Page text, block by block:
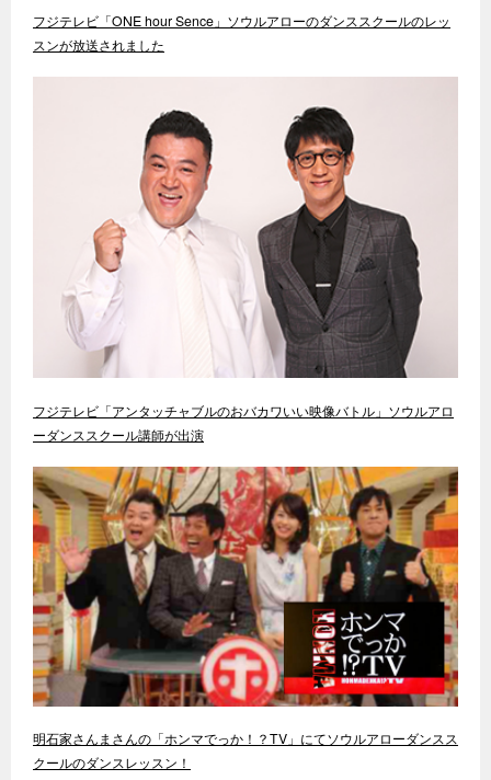
フジテレビ「ONE hour Sence」ソウルアローのダンススクールのレッ
スンが放送されました
フジテレビ「アンタッチャブルのおバカワいい映像バトル」ソウルアロ
ーダンススクール講師が出演
明石家さんまさんの「ホンマでっか！？TV」にてソウルアローダンスス
クールのダンスレッスン！